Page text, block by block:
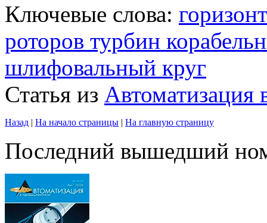
Ключевые слова:
роторов турбин
шлифовальный круг
Статья из
Назад | На начало страницы | На главную страницу
Последний вышедший